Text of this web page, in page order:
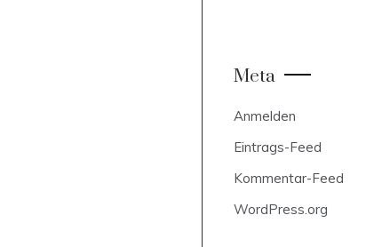
Meta
Anmelden
Eintrags-Feed
Kommentar-Feed
WordPress.org